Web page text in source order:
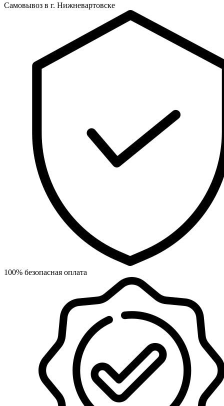
Самовывоз в г. Нижневартовске
100% безопасная оплата